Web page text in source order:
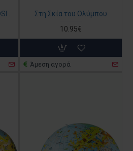
IN THE NAME OF LUMINOSITY AND TRANSPARENCY ΕΛΥΤΗΣ ΟΔΥΣΣΕΑΣ (NOBEL 1979) (Στα Αγγλικά)
Στη Σκία του Ολύμπου
10.95€
Άμεση αγορά